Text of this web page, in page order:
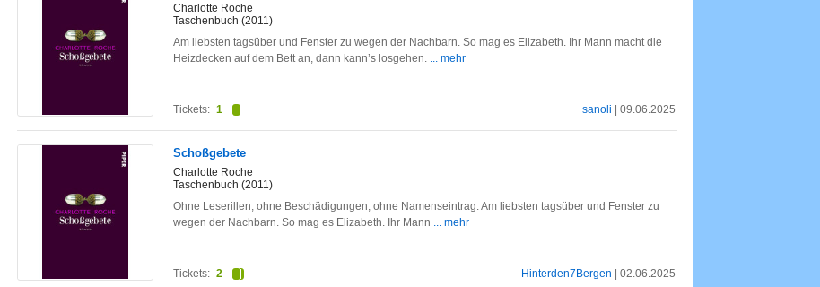
Charlotte Roche
Taschenbuch (2011)
Am liebsten tagsüber und Fenster zu wegen der Nachbarn. So mag es Elizabeth. Ihr Mann macht die
Heizdecken auf dem Bett an, dann kann’s losgehen. ... mehr
sanoli | 09.06.2025
Tickets: 1
Schoßgebete
Charlotte Roche
Taschenbuch (2011)
Ohne Leserillen, ohne Beschädigungen, ohne Namenseintrag. Am liebsten tagsüber und Fenster zu
wegen der Nachbarn. So mag es Elizabeth. Ihr Mann ... mehr
Hinterden7Bergen | 02.06.2025
Tickets: 2